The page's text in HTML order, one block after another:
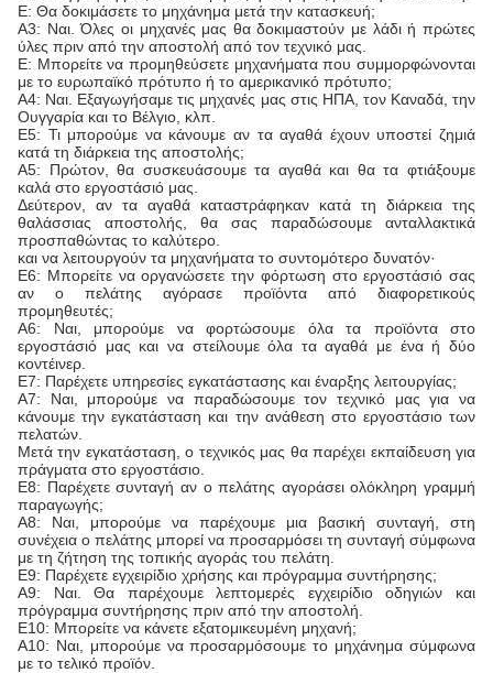
Ε: Θα δοκιμάσετε το μηχάνημα μετά την κατασκευή;
Α3: Ναι. Όλες οι μηχανές μας θα δοκιμαστούν με λάδι ή πρώτες
ύλες πριν από την αποστολή από τον τεχνικό μας.
Ε: Μπορείτε να προμηθεύσετε μηχανήματα που συμμορφώνονται
με το ευρωπαϊκό πρότυπο ή το αμερικανικό πρότυπο;
Α4: Ναι. Εξαγωγήσαμε τις μηχανές μας στις ΗΠΑ, τον Καναδά, την
Ουγγαρία και το Βέλγιο, κλπ.
Ε5: Τι μπορούμε να κάνουμε αν τα αγαθά έχουν υποστεί ζημιά
κατά τη διάρκεια της αποστολής;
Α5: Πρώτον, θα συσκευάσουμε τα αγαθά και θα τα φτιάξουμε
καλά στο εργοστάσιό μας.
Δεύτερον, αν τα αγαθά καταστράφηκαν κατά τη διάρκεια της
θαλάσσιας αποστολής, θα σας παραδώσουμε ανταλλακτικά
προσπαθώντας το καλύτερο.
και να λειτουργούν τα μηχανήματα το συντομότερο δυνατόν·
Ε6: Μπορείτε να οργανώσετε την φόρτωση στο εργοστάσιό σας
αν ο πελάτης αγόρασε προϊόντα από διαφορετικούς
προμηθευτές;
Α6: Ναι, μπορούμε να φορτώσουμε όλα τα προϊόντα στο
εργοστάσιό μας και να στείλουμε όλα τα αγαθά με ένα ή δύο
κοντέινερ.
Ε7: Παρέχετε υπηρεσίες εγκατάστασης και έναρξης λειτουργίας;
Α7: Ναι, μπορούμε να παραδώσουμε τον τεχνικό μας για να
κάνουμε την εγκατάσταση και την ανάθεση στο εργοστάσιο των
πελατών.
Μετά την εγκατάσταση, ο τεχνικός μας θα παρέχει εκπαίδευση για
πράγματα στο εργοστάσιο.
Ε8: Παρέχετε συνταγή αν ο πελάτης αγοράσει ολόκληρη γραμμή
παραγωγής;
Α8: Ναι, μπορούμε να παρέχουμε μια βασική συνταγή, στη
συνέχεια ο πελάτης μπορεί να προσαρμόσει τη συνταγή σύμφωνα
με τη ζήτηση της τοπικής αγοράς του πελάτη.
Ε9: Παρέχετε εγχειρίδιο χρήσης και πρόγραμμα συντήρησης;
Α9: Ναι. Θα παρέχουμε λεπτομερές εγχειρίδιο οδηγιών και
πρόγραμμα συντήρησης πριν από την αποστολή.
Ε10: Μπορείτε να κάνετε εξατομικευμένη μηχανή;
Α10: Ναι, μπορούμε να προσαρμόσουμε το μηχάνημα σύμφωνα
με το τελικό προϊόν.